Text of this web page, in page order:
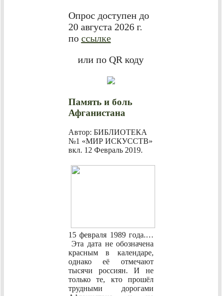
Опрос доступен до
20 августа 2026 г.
по ссылке
или по QR коду
Память и боль
Афганистана
Автор: БИБЛИОТЕКА
№1 «МИР ИСКУССТВ»
вкл. 12 Февраль 2019.
15 февраля 1989 года.…
Эта дата не обозначена
красным в календаре,
однако её отмечают
тысячи россиян. И не
только те, кто прошёл
трудными дорогами